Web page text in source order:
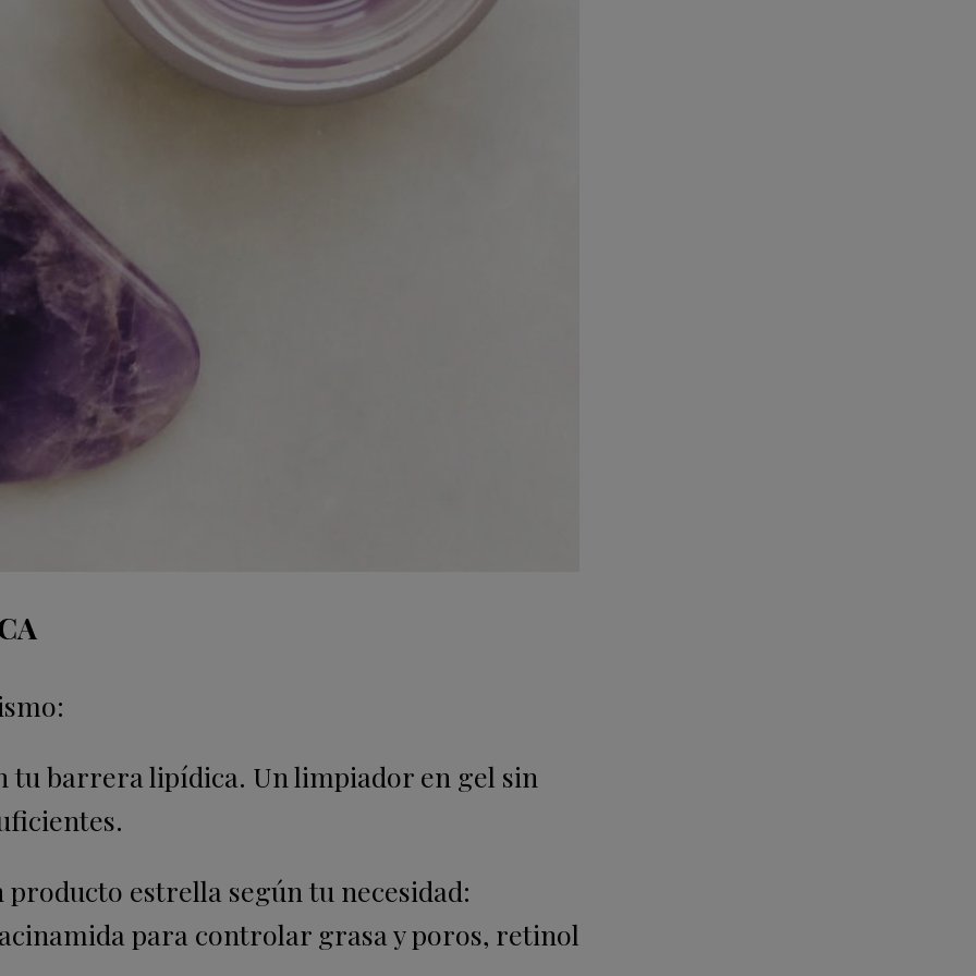
tu barrera lipídica. Un limpiador en gel sin
producto estrella según tu necesidad:
para controlar grasa y poros, retinol